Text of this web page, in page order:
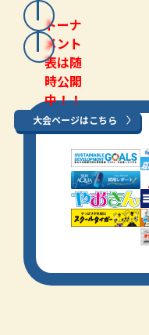
トーナ
メント
表は随
時公開
中！！
大会ページはこちら